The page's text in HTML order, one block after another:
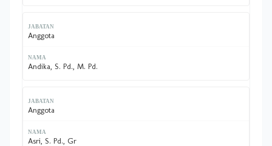
Anggota
Andika, S. Pd., M. Pd.
Anggota
Asri, S. Pd., Gr